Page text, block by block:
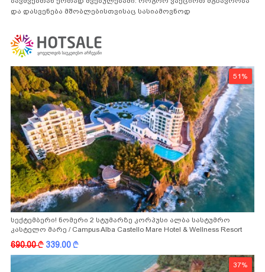
და დასვენება მშობლებისთვისაც სასიამოვნოდ
51%
სექტემბერი! ნომერი 2 სტუმარზე კორპუსი ალბა სასტუმრო
კასტელო მარე / Campus Alba Castello Mare Hotel & Wellness Resort
690.00k 339.00k
37%